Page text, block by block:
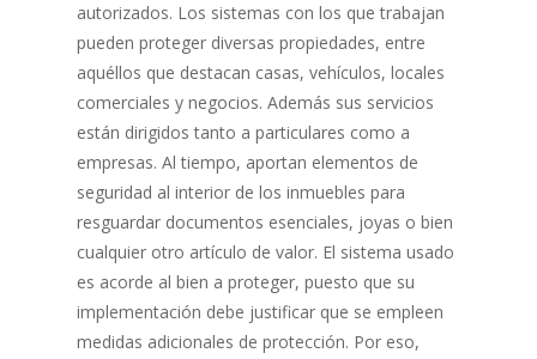
autorizados. Los sistemas con los que trabajan
pueden proteger diversas propiedades, entre
aquéllos que destacan casas, vehículos, locales
comerciales y negocios. Además sus servicios
están dirigidos tanto a particulares como a
empresas. Al tiempo, aportan elementos de
seguridad al interior de los inmuebles para
resguardar documentos esenciales, joyas o bien
cualquier otro artículo de valor. El sistema usado
es acorde al bien a proteger, puesto que su
implementación debe justificar que se empleen
medidas adicionales de protección. Por eso,